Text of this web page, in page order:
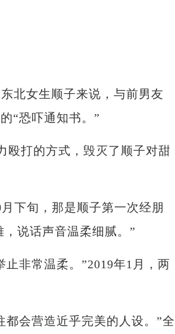
女生顺子来说，与前男友
“恐吓通知书。”
打的方式，毁灭了顺子对甜
下旬，那是顺子第一次经朋
说话声音温柔细腻。”
非常温柔。”2019年1月，两
会营造近乎完美的人设。”全